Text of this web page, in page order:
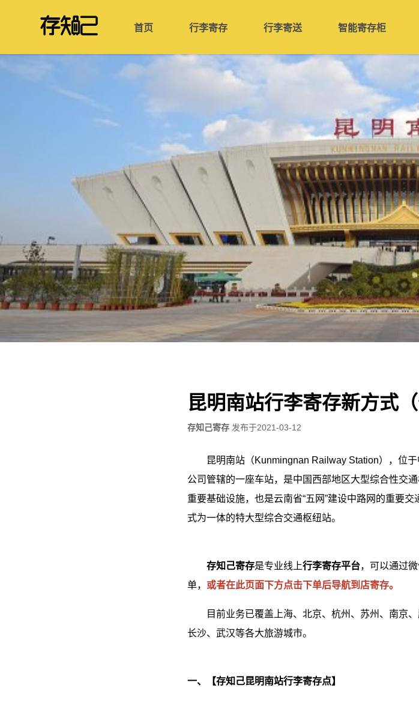
首页 行李寄存 行李寄送 智能寄存柜
昆明南站行李寄存新方式（
存知己寄存 发布于2021-03-12
昆明南站（Kunmingnan Railway Station），位
公司管辖的一座车站，是中国西部地区大型综合性交
重要基础设施，也是云南省“五网”建设中路网的重要
式为一体的特大型综合交通枢纽站。
存知己寄存是专业线上行李寄存平台，可以通过
单， 或者在此页面下方点击下单后导航到店寄存。
目前业务已覆盖上海、北京、杭州、苏州、南京
长沙、武汉等各大旅游城市。
一、【存知己昆明南站行李寄存点】